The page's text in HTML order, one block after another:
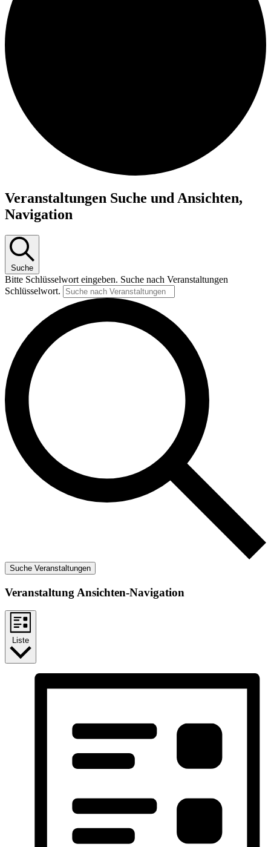
Veranstaltungen Suche und Ansichten,
Navigation
Suche
Bitte Schlüsselwort eingeben. Suche nach Veranstaltungen
Schlüsselwort.
Suche Veranstaltungen
Veranstaltung Ansichten-Navigation
Liste